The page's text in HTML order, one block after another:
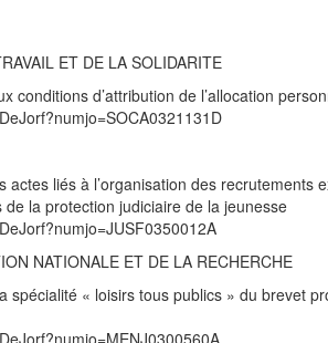
ET DE LA SOLIDARITE
conditions d’attribution de l’allocation
liés à l’organisation des recrutements
de la protection judiciaire de la jeunesse
NATIONALE ET DE LA RECHERCHE
« loisirs tous publics » du brevet